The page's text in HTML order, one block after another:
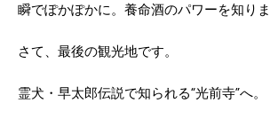
瞬でぽかぽかに。養命酒のパワーを知りま
さて、最後の観光地です。
霊犬・早太郎伝説で知られる“光前寺”へ。